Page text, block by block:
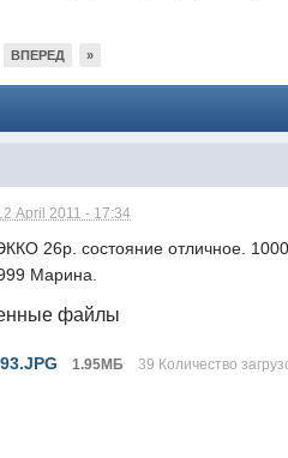
ВПЕРЕД »
April 2011 - 17:34
26р. состояние отличное.
Марина.
файлы
1.95МБ 39 Количество